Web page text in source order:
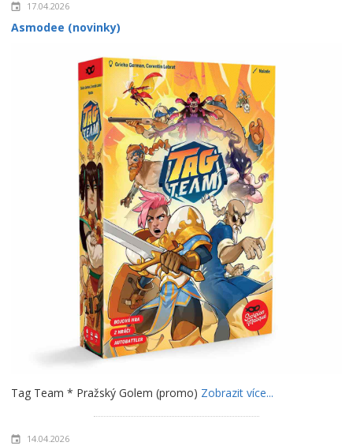
17.04.2026
Asmodee (novinky)
Tag Team * Pražský Golem (promo) Zobrazit více...
14.04.2026